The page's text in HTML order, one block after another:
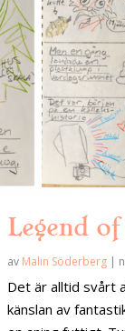
Legend
av Malin Söderberg |
Det är alltid svårt
känslan av